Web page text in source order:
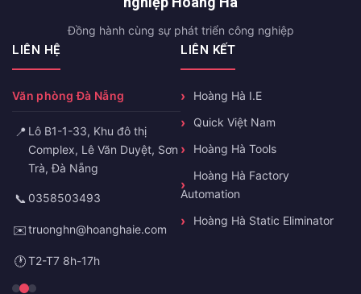
Đồng hành cùng sự phát triển công nghiệp
LIÊN HỆ
Văn phòng Đà Nẵng
📍 Lô B1-1-33, Khu đô thị
Complex, Lê Văn Duyệt, Sơn
Trà, Đà Nẵng
📞 0358503493
✉️truonghn@hoanghaie.com
🕐T2-T7 8h-17h
LIÊN KẾT
Hoàng Hà I.E
Quick Việt Nam
Hoàng Hà Tools
Hoàng Hà Factory
Automation
Hoàng Hà Static Eliminator